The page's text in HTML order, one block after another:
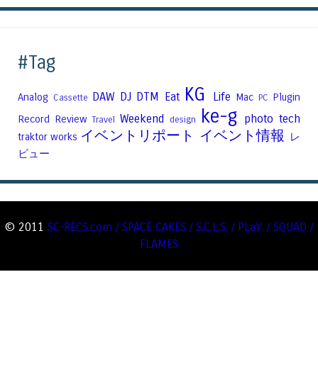
#Tag
Analog Cassette DAW DJ DTM Eat KG Life Mac PC Plugin
Record Review Travel Weekend design ke-g photo tech
traktor works イベントリポート イベント情報
レ
ビュー
© 2011 SC-RECS.com / SPACE CAKES / S.C.L.S. / PLaY. / SQUAD /
FLAMES